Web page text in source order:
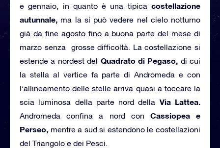
e gennaio, in quanto è una tipica costellazione
autunnale, ma la si può vedere nel cielo notturno
già da fine agosto fino a buona parte del mese di
marzo senza grosse difficoltà. La costellazione si
estende a nordest del Quadrato di Pegaso, di cui
la stella al vertice fa parte di Andromeda e con
l’allineamento delle stelle arriva quasi a toccare la
scia luminosa della parte nord della Via Lattea.
Andromeda confina a nord con Cassiopea e
Perseo, mentre a sud si estendono le costellazioni
del Triangolo e dei Pesci.